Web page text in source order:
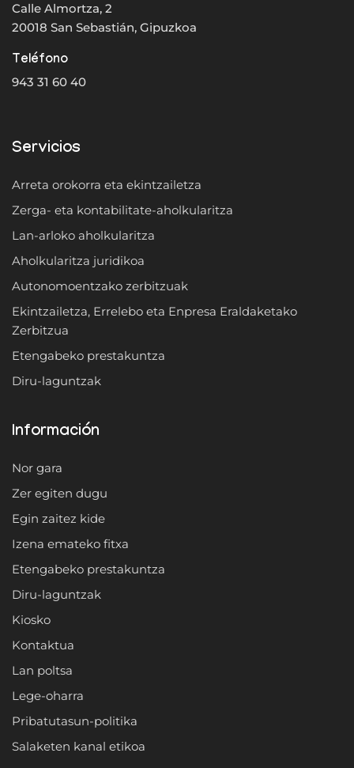
Calle Almortza, 2
20018 San Sebastián, Gipuzkoa
Teléfono
943 31 60 40
Servicios
Arreta orokorra eta ekintzailetza
Zerga- eta kontabilitate-aholkularitza
Lan-arloko aholkularitza
Aholkularitza juridikoa
Autonomoentzako zerbitzuak
Ekintzailetza, Errelebo eta Enpresa Eraldaketako
Zerbitzua
Etengabeko prestakuntza
Diru-laguntzak
Información
Nor gara
Zer egiten dugu
Egin zaitez kide
Izena emateko fitxa
Etengabeko prestakuntza
Diru-laguntzak
Kiosko
Kontaktua
Lan poltsa
Lege-oharra
Pribatutasun-politika
Salaketen kanal etikoa